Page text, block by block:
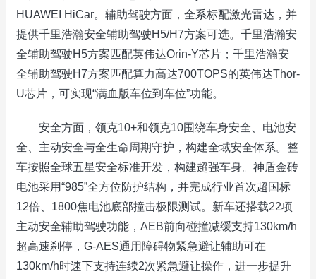
HUAWEI HiCar。辅助驾驶方面，全系标配激光雷达，并
提供千里浩瀚安全辅助驾驶H5/H7方案可选。千里浩瀚安
全辅助驾驶H5方案匹配英伟达Orin-Y芯片；千里浩瀚安
全辅助驾驶H7方案匹配算力高达700TOPS的英伟达Thor-
U芯片，可实现“满血版车位到车位”功能。
安全方面，领克10+和领克10围绕车身安全、电池安
全、主动安全与全生命周期守护，构建全域安全体系。整
车按照全球五星安全标准开发，构建超强车身。神盾金砖
电池采用“985”全方位防护结构，并完成行业首次超国标
12倍、1800焦电池底部撞击极限测试。新车还搭载22项
主动安全辅助驾驶功能，AEB前向碰撞减缓支持130km/h
超高速刹停，G-AES通用障碍物紧急避让辅助可在
130km/h时速下支持连续2次紧急避让操作，进一步提升